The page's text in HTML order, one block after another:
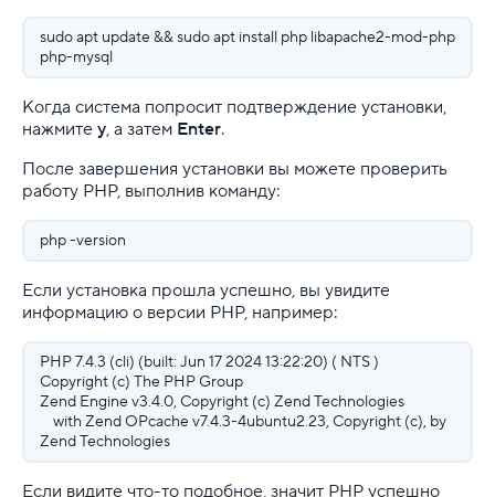
sudo apt update && sudo apt install php libapache2-mod-php
php-mysql
Когда система попросит подтверждение установки,
нажмите y, а затем Enter.
После завершения установки вы можете проверить
работу PHP, выполнив команду:
php -version
Если установка прошла успешно, вы увидите
информацию о версии PHP, например:
PHP 7.4.3 (cli) (built: Jun 17 2024 13:22:20) ( NTS )
Copyright (c) The PHP Group
Zend Engine v3.4.0, Copyright (c) Zend Technologies
with Zend OPcache v7.4.3-4ubuntu2.23, Copyright (c), by
Zend Technologies
Если видите что-то подобное, значит PHP успешно